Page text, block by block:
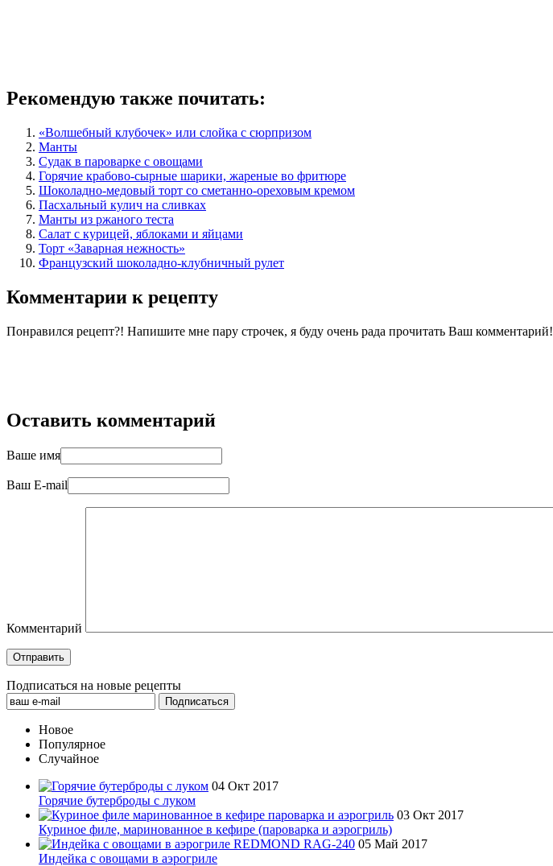
Рекомендую также почитать:
«Волшебный клубочек» или слойка с сюрпризом
Манты
Судак в пароварке с овощами
Горячие крабово-сырные шарики, жареные во фритюре
Шоколадно-медовый торт со сметанно-ореховым кремом
Пасхальный кулич на сливках
Манты из ржаного теста
Салат с курицей, яблоками и яйцами
Торт «Заварная нежность»
Французский шоколадно-клубничный рулет
Комментарии к рецепту
Понравился рецепт?! Напишите мне пару строчек, я буду очень рада прочитать Ваш комментарий!
Оставить комментарий
Ваше имя
Ваш E-mail
Комментарий
Подписаться на новые рецепты
Новое
Популярное
Случайное
04 Окт 2017
Горячие бутерброды с луком
03 Окт 2017
Куриное филе, маринованное в кефире (пароварка и аэрогриль)
05 Май 2017
Индейка с овощами в аэрогриле